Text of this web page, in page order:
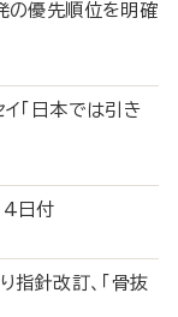
の優先順位を明確
「日本では引き
日付
針改訂、「骨抜